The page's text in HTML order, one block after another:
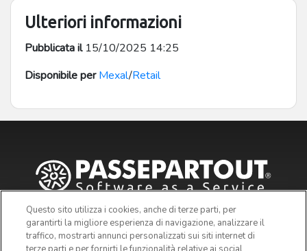
Ulteriori informazioni
Pubblicata il15/10/2025 14:25
Disponibile per Mexal/Retail
Questo sito utilizza i cookies, anche di terze parti, per
garantirti la migliore esperienza di navigazione, analizzare il
traffico, mostrarti annunci personalizzati sui siti internet di